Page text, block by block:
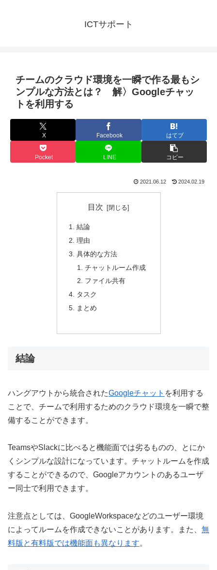
ICTサポート
チームのクラウド環境を一瞬で作る最もシ
ンプルな方法とは？ 解〉Googleチャッ
トを利用する
X Facebook はてブ
Pocket LINE コピー
2021.06.12 2024.02.19
目次
結論
理由
具体的な方法
チャットルーム作成
ファイル共有
タスク
まとめ
結論
ハングアウトから統合されたGoogleチャット を利用する
ことで、チームで利用するためのクラウド環境を一瞬で整
備することができます。
TeamsやSlackに比べると機能面では劣るものの、とにか
くシンプルな設計になっています。チャットルームを作成
することができるので、Googleアカウントのあるユーザ
ー同士で利用できます。
注意点としては、GoogleWorkspaceなどのユーザー環境
によってルームを作成できないことがあります。また、 無
料版と有料版では機能面も異なります。